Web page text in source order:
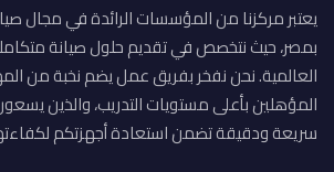
يعتبر مركزنا من المؤسسات الرائدة في مجال
بمصر، حيث نتخصص في تقديم حلول صيانة
العالمية. نحن نفخر بفريق عمل يضم نخبة من
المؤهلين بأعلى مستويات التدريب، والذين
سريعة ودقيقة تضمن استعادة أجهزتكم